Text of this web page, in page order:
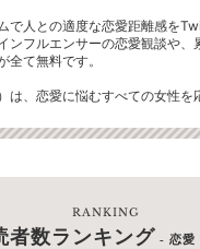
で人との適度な恋愛距離感を
ンフルエンサーの恋愛観談や、
全て無料です。
は、恋愛に悩むすべての女性を
RANKING
者数ランキング - 恋愛